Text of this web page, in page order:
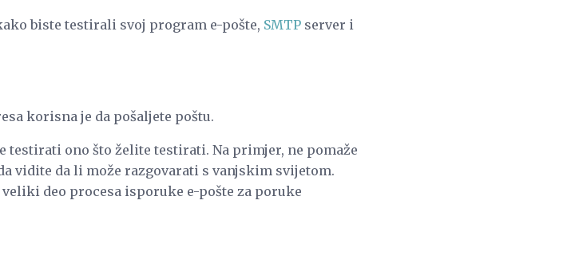
biste testirali svoj program e-pošte, SMTP server i
korisna je da pošaljete poštu.
testirati ono što želite testirati. Na primjer, ne pomaže
vidite da li može razgovarati s vanjskim svijetom.
deo procesa isporuke e-pošte za poruke